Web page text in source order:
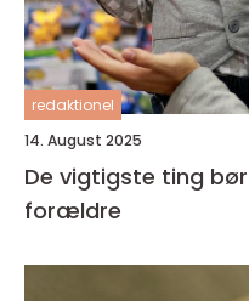
redaktionel
14. August 2025
De vigtigste ting
forældre